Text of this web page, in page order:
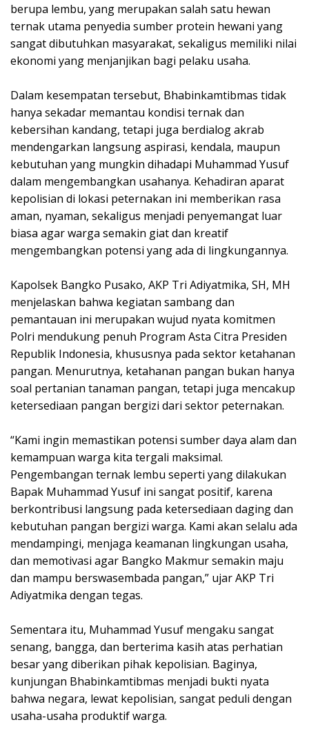
berupa lembu, yang merupakan salah satu hewan
ternak utama penyedia sumber protein hewani yang
sangat dibutuhkan masyarakat, sekaligus memiliki nilai
ekonomi yang menjanjikan bagi pelaku usaha.
Dalam kesempatan tersebut, Bhabinkamtibmas tidak
hanya sekadar memantau kondisi ternak dan
kebersihan kandang, tetapi juga berdialog akrab
mendengarkan langsung aspirasi, kendala, maupun
kebutuhan yang mungkin dihadapi Muhammad Yusuf
dalam mengembangkan usahanya. Kehadiran aparat
kepolisian di lokasi peternakan ini memberikan rasa
aman, nyaman, sekaligus menjadi penyemangat luar
biasa agar warga semakin giat dan kreatif
mengembangkan potensi yang ada di lingkungannya.
Kapolsek Bangko Pusako, AKP Tri Adiyatmika, SH, MH
menjelaskan bahwa kegiatan sambang dan
pemantauan ini merupakan wujud nyata komitmen
Polri mendukung penuh Program Asta Citra Presiden
Republik Indonesia, khususnya pada sektor ketahanan
pangan. Menurutnya, ketahanan pangan bukan hanya
soal pertanian tanaman pangan, tetapi juga mencakup
ketersediaan pangan bergizi dari sektor peternakan.
“Kami ingin memastikan potensi sumber daya alam dan
kemampuan warga kita tergali maksimal.
Pengembangan ternak lembu seperti yang dilakukan
Bapak Muhammad Yusuf ini sangat positif, karena
berkontribusi langsung pada ketersediaan daging dan
kebutuhan pangan bergizi warga. Kami akan selalu ada
mendampingi, menjaga keamanan lingkungan usaha,
dan memotivasi agar Bangko Makmur semakin maju
dan mampu berswasembada pangan,” ujar AKP Tri
Adiyatmika dengan tegas.
Sementara itu, Muhammad Yusuf mengaku sangat
senang, bangga, dan berterima kasih atas perhatian
besar yang diberikan pihak kepolisian. Baginya,
kunjungan Bhabinkamtibmas menjadi bukti nyata
bahwa negara, lewat kepolisian, sangat peduli dengan
usaha-usaha produktif warga.